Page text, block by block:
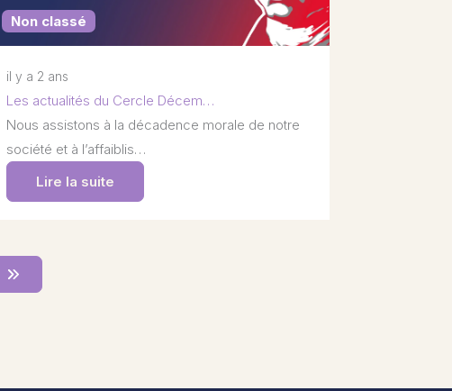
Non classé
il y a 2 ans
Les actualités du Cercle Décem…
Nous assistons à la décadence morale de notre
société et à l’affaiblis…
Lire la suite